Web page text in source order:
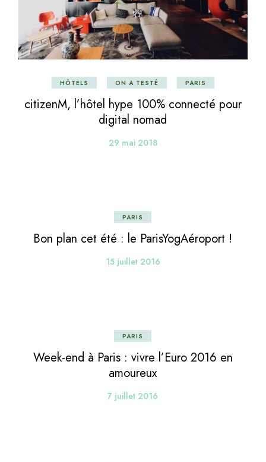
HÔTELS ON A TESTÉ PARIS
citizenM, l’hôtel hype 100% connecté pour
digital nomad
29 mai 2018
PARIS
Bon plan cet été : le ParisYogAéroport !
15 juillet 2016
PARIS
Week-end à Paris : vivre l’Euro 2016 en
amoureux
7 juillet 2016